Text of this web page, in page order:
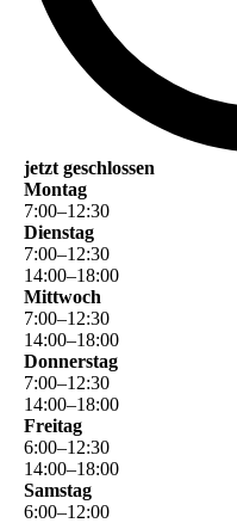
jetzt geschlossen
Montag
7:00–12:30
Dienstag
7:00–12:30
14:00–18:00
Mittwoch
7:00–12:30
14:00–18:00
Donnerstag
7:00–12:30
14:00–18:00
Freitag
6:00–12:30
14:00–18:00
Samstag
6:00–12:00